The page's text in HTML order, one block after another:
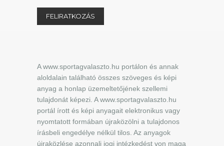
A www.sportagvalaszto.hu portálon és annak
aloldalain található összes szöveges és képi
anyag a honlap üzemeltetőjének szellemi
tulajdonát képezi. A www.sportagvalaszto.hu
portál írott és képi anyagait elektronikus vagy
nyomtatott formában újraközölni a tulajdonos
írásbeli engedélye nélkül tilos. Az anyagok
újraközlése azonnali jogi intézkedést von maga